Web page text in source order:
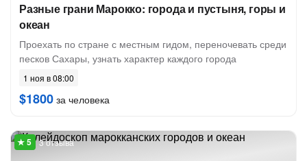
Разные грани Марокко: города и пустыня, горы и
океан
Проехать по стране с местным гидом, переночевать среди
песков Сахары, узнать характер каждого города
1 ноя в 08:00
$1800 за человека
3 отзыва